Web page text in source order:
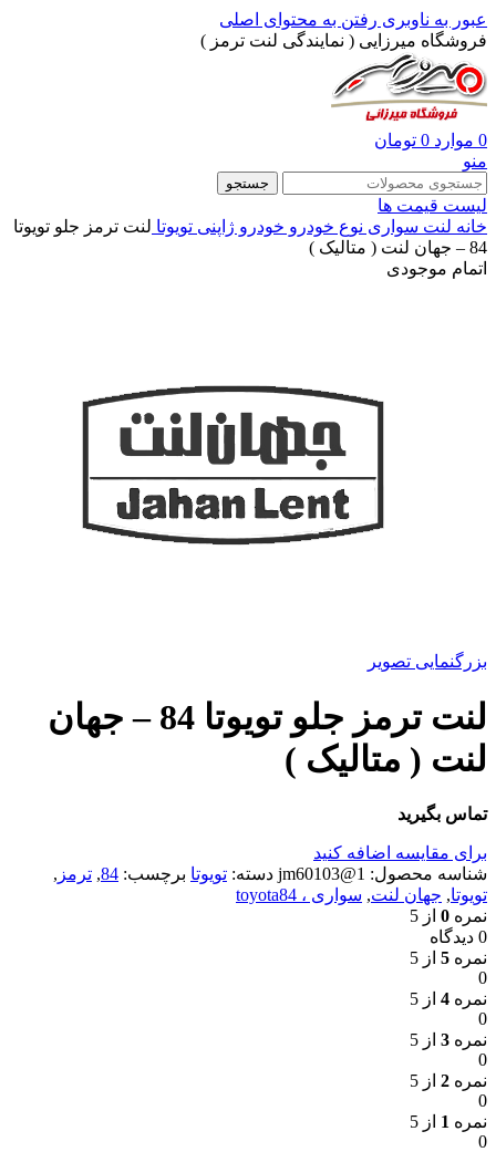
عبور به ناوبری رفتن به محتوای اصلی
فروشگاه میرزایی ( نمایندگی لنت ترمز )
0 موارد 0 تومان
منو
جستجو
لیست قیمت ها
خانه لنت سواری نوع خودرو خودرو ژاپنی تویوتا لنت ترمز جلو تویوتا
84 – جهان لنت ( متالیک )
اتمام موجودی
بزرگنمایی تصویر
لنت ترمز جلو تویوتا 84 – جهان
لنت ( متالیک )
تماس بگیرید
برای مقایسه اضافه کنید
شناسه محصول: 1@jm60103 دسته: تویوتا برچسب: 84
, ترمز ,
تویوتا, جهان لنت, سواری ، toyota84
نمره 0 از 5
0 دیدگاه
نمره 5 از 5
0
نمره 4 از 5
0
نمره 3 از 5
0
نمره 2 از 5
0
نمره 1 از 5
0